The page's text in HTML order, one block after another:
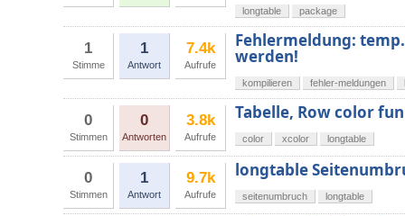
longtable package
1
Stimme
1
Antwort
7.4k
Aufrufe
Fehlermeldung:
werden!
kompilieren fehler-meldungen
0
Stimmen
0
Antworten
3.8k
Aufrufe
Tabelle, Row color
color xcolor longtable
0
Stimmen
1
Antwort
9.7k
Aufrufe
longtable
seitenumbruch longtable